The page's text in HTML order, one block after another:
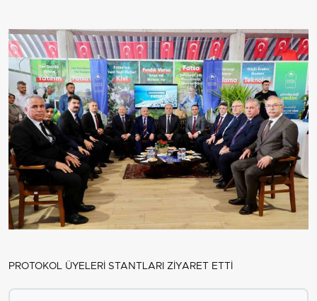
PROTOKOL ÜYELERİ STANTLARI ZİYARET ETTİ